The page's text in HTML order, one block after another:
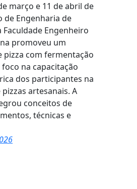
março e 11 de abril de
de Engenharia de
Engenheiro
promoveu um
pizza com fermentação
na capacitação
dos participantes na
artesanais. A
conceitos de
técnicas e